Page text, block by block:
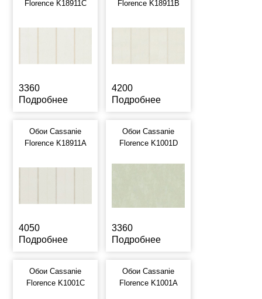
Florence K18911C
3360
Подробнее
Florence K18911B
4200
Подробнее
Обои Cassanie
Florence K18911A
4050
Подробнее
Обои Cassanie
Florence K1001D
3360
Подробнее
Обои Cassanie
Florence K1001C
Обои Cassanie
Florence K1001A